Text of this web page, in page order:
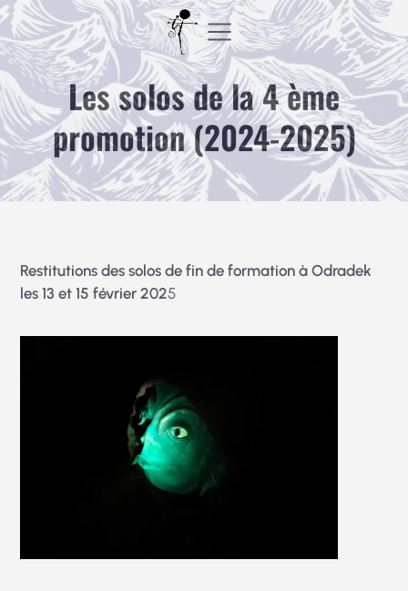
Aller
au
contenu
Les solos de la 4 ème
promotion (2024-2025)
Restitutions des solos de fin de formation à Odradek
les 13 et 15 février 2025